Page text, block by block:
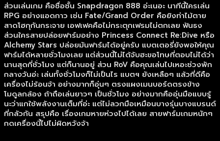
ส่วนเล่นเกม คือชื่อชั้น Snapdragon 888 อ่ะเนอะ นาทีนี้ใครเล่น
RPG อย่างแอดกาว เช่น Fate/Grand Order คือยิงท่าไม้ตาย
สาดโฮกุกันกระจาย เอฟเฟคคือไม่กระตุกเฟรมไม่ตกเลย ฟันธง
ส่วนใครสายปล่อยฟาร์มอย่าง Princess Connect Re:Dive หรือ
Alchemy Stars ปล่อยมันฟาร์มได้อยู่ครับ แบตเตอรี่ยังพอให้คุณ
ฟาร์มได้หลายชั่วโมงเลย แต่ส่วนนี้ไม่ได้จับฮะขอโทษที่ตอบไม่ได้ว่า
นานสุดกี่ชั่วโมง แต่ก็นานอยู่ ส่วน RoV คือคุณเล่นไปเหอะช่วงพัก
กลางวันอ่ะ เล่นทั้งชั่วโมงก็ไม่เป็นไร แบตฯ ยังเหลือๆ แล้วที่ดีคือ
เครื่องไม่ร้อนจ้า อย่างมากก็อุ่นๆ ตรงแผงเมนบอร์ดตรงข้าง
โมดูลกล้อง ถ้าถือเล่นยาวๆ เป็นชั่วโมง อย่างมากคืออุ่นมือแบบรู้
นะว่าแกใช้พลังงานเต็มที่อ่ะ แต่ไม่ลวกมือเหมือนบางรุ่นบางแบรนด์
ที่กลัวกัน สรุปคือ เรื่องเกมหายห่วงไปได้เลย สายฟาร์มเกมหนักๆ
กดเครื่องนี้ไปไม่ผิดหวังจ้า